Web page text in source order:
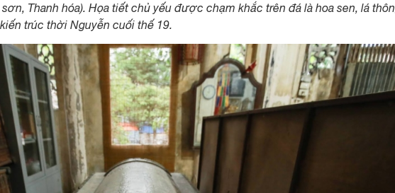
Thanh hóa). Họa tiết chủ yếu được chạm khắc trên đá là hoa sen, lá
​​trúc thời Nguyễn cuối thế 19.